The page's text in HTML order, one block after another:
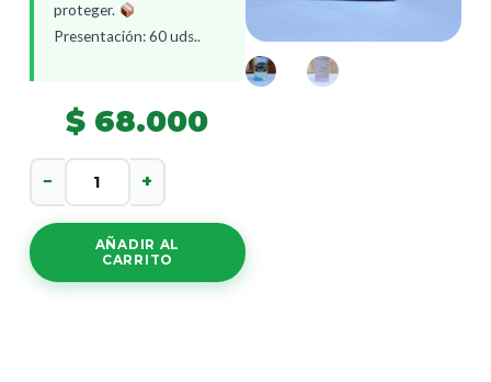
proteger.
Presentación: 60 uds..
$ 68.000
Occus
− +
AÑADIR AL
CARRITO